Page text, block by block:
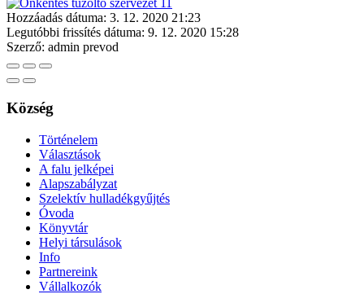
Hozzáadás dátuma: 3. 12. 2020 21:23
Legutóbbi frissítés dátuma: 9. 12. 2020 15:28
Szerző: admin prevod
Község
Történelem
Választások
A falu jelképei
Alapszabályzat
Szelektív hulladékgyűjtés
Óvoda
Könyvtár
Helyi társulások
Info
Partnereink
Vállalkozók